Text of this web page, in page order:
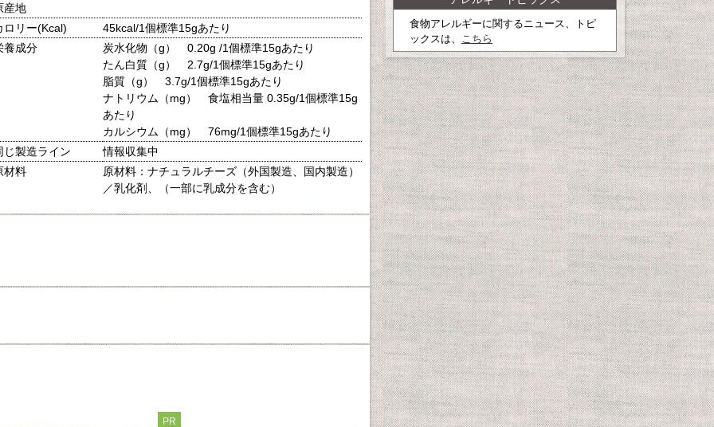
産地
ロリー(Kcal)
45kcal/1個標準15gあたり
養成分
炭水化物（g） 0.20g /1個標準15gあたり
たん白質（g） 2.7g/1個標準15gあたり
脂質（g） 3.7g/1個標準15gあたり
ナトリウム（mg） 食塩相当量 0.35g/1個標準15g
あたり
カルシウム（mg） 76mg/1個標準15gあたり
じ製造ライン
情報収集中
材料
原材料：ナチュラルチーズ（外国製造、国内製造）
／乳化剤、（一部に乳成分を含む）
PR
食物アレルギーに関するニュース、トピ
ックスは、
こちら